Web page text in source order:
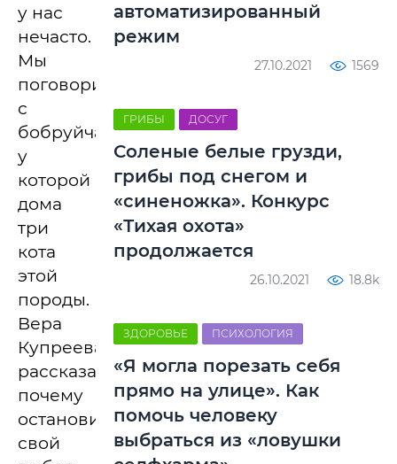
у нас
нечасто.
Мы
поговорили
с
бобруйчанкой,
у
которой
дома
три
кота
этой
породы.
Вера
Купреева
рассказала,
почему
остановила
свой
автоматизированный
режим
27.10.2021 1569
ГРИБЫ ДОСУГ
Соленые белые грузди,
грибы под снегом и
«синеножка». Конкурс
«Тихая охота»
продолжается
26.10.2021 18.8k
ЗДОРОВЬЕ ПСИХОЛОГИЯ
«Я могла порезать себя
прямо на улице». Как
помочь человеку
выбраться из «ловушки